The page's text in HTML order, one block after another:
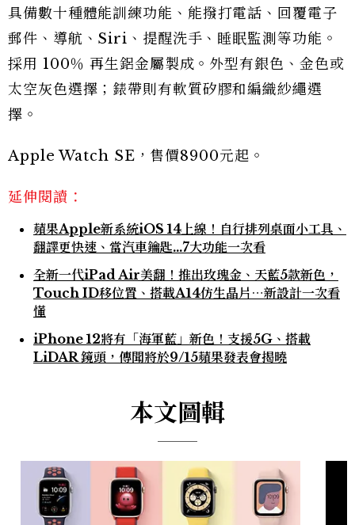
具備數十種體能訓練功能、能撥打電話、回覆電子
郵件、導航、Siri、提醒洗手、睡眠監測等功能。
採用 100％ 再生鋁金屬製成。外型有銀色、金色或
太空灰色選擇；錶帶則有軟質矽膠和編織紗繩選
擇。
Apple Watch SE，售價8900元起。
延伸閱讀：
蘋果Apple新系統iOS 14上線！自行排列桌面小工具、
翻譯更快速、當汽車鑰匙...7大功能一次看
全新一代iPad Air美翻！推出玫瑰金、天藍5款新色，
Touch ID移位置、搭載A14仿生晶片⋯新設計一次看
懂
iPhone 12將有「海軍藍」新色！支援5G、搭載
LiDAR 鏡頭，傳聞將於9/15蘋果發表會揭曉
本文圖輯